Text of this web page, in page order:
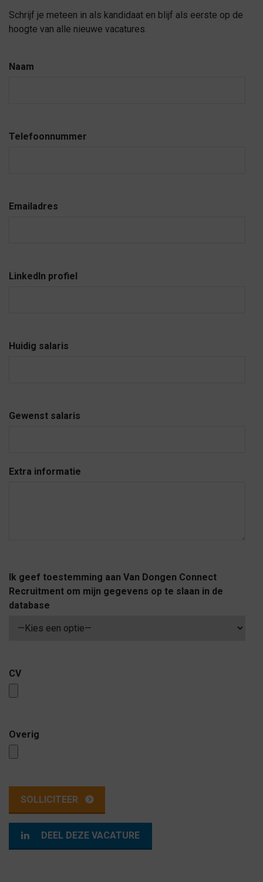
Schrijf je meteen in als kandidaat en blijf als eerste op de
hoogte van alle nieuwe vacatures.
Naam
Telefoonnummer
Emailadres
LinkedIn profiel
Huidig salaris
Gewenst salaris
Extra informatie
Ik geef toestemming aan Van Dongen Connect
Recruitment om mijn gegevens op te slaan in de
database
CV
Overig
DEEL DEZE VACATURE